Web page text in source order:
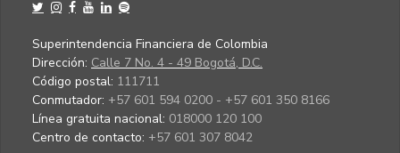
Superintendencia Financiera de Colombia
Dirección: Calle 7 No. 4 - 49 Bogotá, D.C.
Código postal: 111711
Conmutador: +57 601 594 0200 - +57 601 350 8166
Línea gratuita nacional: 018000 120 100
Centro de contacto: +57 601 307 8042